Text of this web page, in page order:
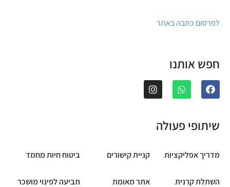
לפרסום כתבה באתר
חפש אותנו
שיתופי פעולה
מדריך אפליקציות קניית קישורים ביטוח חיות מחמד
השתלת קרנית אתר מאומת תביעה לפינוי מושכר